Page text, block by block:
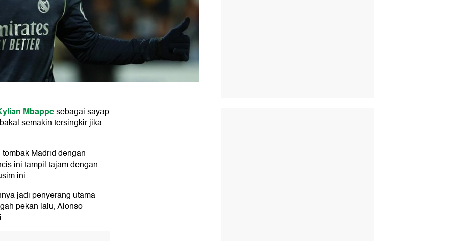
Mbappesebagai sayap
bakal semakin tersingkir jika
Madrid dengan
ini tampil tajam dengan
ini.
jadi penyerang utama
pekan lalu, Alonso